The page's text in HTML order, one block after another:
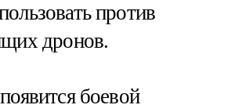
против
дронов.
боевой